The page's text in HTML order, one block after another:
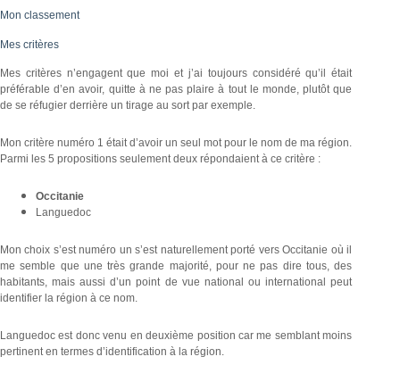
Mon classement
Mes critères
Mes critères n’engagent que moi et j’ai toujours considéré qu’il était
préférable d’en avoir, quitte à ne pas plaire à tout le monde, plutôt que
de se réfugier derrière un tirage au sort par exemple.
Mon critère numéro 1 était d’avoir un seul mot pour le nom de ma région.
Parmi les 5 propositions seulement deux répondaient à ce critère :
Occitanie
Languedoc
Mon choix s’est numéro un s’est naturellement porté vers Occitanie où il
me semble que une très grande majorité, pour ne pas dire tous, des
habitants, mais aussi d’un point de vue national ou international peut
identifier la région à ce nom.
Languedoc est donc venu en deuxième position car me semblant moins
pertinent en termes d’identification à la région.